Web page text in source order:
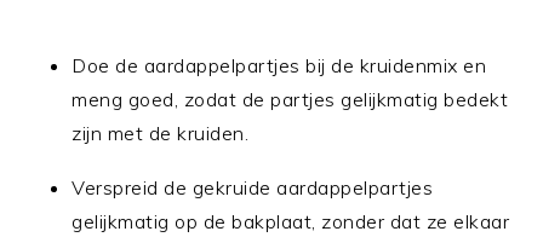
Doe de aardappelpartjes bij de kruidenmix en
meng goed, zodat de partjes gelijkmatig bedekt
zijn met de kruiden.
Verspreid de gekruide aardappelpartjes
gelijkmatig op de bakplaat, zonder dat ze elkaar